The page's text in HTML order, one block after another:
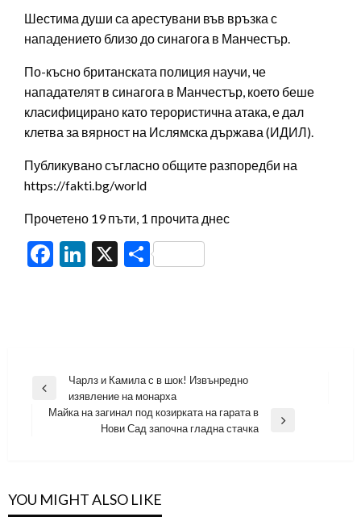
Шестима души са арестувани във връзка с
нападението близо до синагога в Манчестър.
По-късно британската полиция научи, че
нападателят в синагога в Манчестър, което беше
класифицирано като терористична атака, е дал
клетва за вярност на Ислямска държава (ИДИЛ).
Публикувано съгласно общите разпоредби на
https://fakti.bg/world
Прочетено 19 пъти, 1 прочита днес
Facebook
LinkedIn
X Share
Навигация
Previous
Post
Чарлз и Камила с в шок! Извънредно
изявление на монарха
Майка на загинал под козирката на гарата в
Нови Сад започна гладна стачка
YOU MIGHT ALSO LIKE